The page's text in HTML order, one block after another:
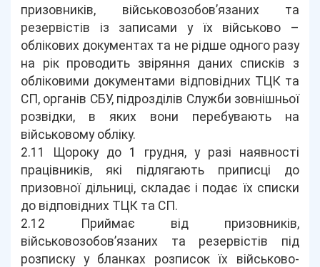
призовників, військовозобов’язаних та
резервістів із записами у їх військово –
облікових документах та не рідше одного разу
на рік проводить звіряння даних списків з
обліковими документами відповідних ТЦК та
СП, органів СБУ, підрозділів Служби зовнішньої
розвідки, в яких вони перебувають на
військовому обліку.
2.11 Щороку до 1 грудня, у разі наявності
працівників, які підлягають приписці до
призовної дільниці, складає і подає їх списки
до відповідних ТЦК та СП.
2.12 Приймає від призовників,
військовозобов’язаних та резервістів під
розписку у бланках розписок їх військово-